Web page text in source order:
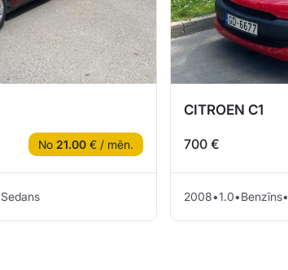
No 21.00 € / mēn.
Sedans
CITROEN C1
700 €
2008•1.0•Benzīns•